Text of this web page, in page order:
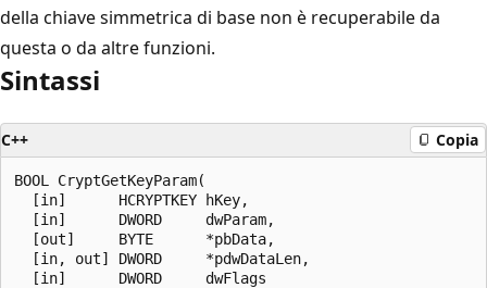
della chiave simmetrica di base non è recuperabile da
questa o da altre funzioni.
Sintassi
C++ Copia
BOOL CryptGetKeyParam(
  [in]      HCRYPTKEY hKey,
  [in]      DWORD     dwParam,
  [out]     BYTE      *pbData,
  [in, out] DWORD     *pdwDataLen,
  [in]      DWORD     dwFlags